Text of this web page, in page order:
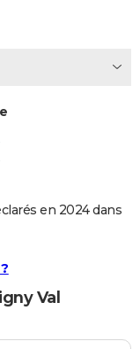
en 2024 dans
Val